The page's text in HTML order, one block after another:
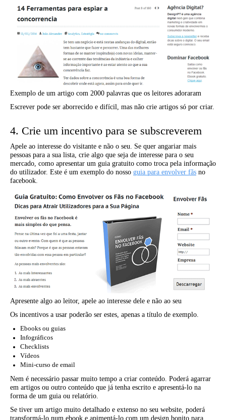
Exemplo de um artigo com 2000 palavras que os leitores adoraram
Escrever pode ser aborrecido e difícil, mas não crie artigos só por criar.
4. Crie um incentivo para se subscreverem
Apele ao interesse do visitante e não o seu. Se quer angariar mais
pessoas para a sua lista, crie algo que seja de interesse para o seu
mercado, como apresentar um guia gratuito como troca pela informação
do utilizador. Este é um exemplo do nosso guia para envolver fãs no
facebook.
Apresente algo ao leitor, apele ao interesse dele e não ao seu
Os incentivos a usar poderão ser estes, apenas a título de exemplo.
Ebooks ou guias
Infográficos
Checklists
Vídeos
Mini-curso de email
Nem é necessário passar muito tempo a criar conteúdo. Poderá agarrar
em artigos ou outro conteúdo que já tenha escrito e apresentá-lo na
forma de um guia ou relatório.
Se tiver um artigo muito detalhado e extenso no seu website, poderá
transformá-lo num ebook e apimentá-lo com um design bonito para